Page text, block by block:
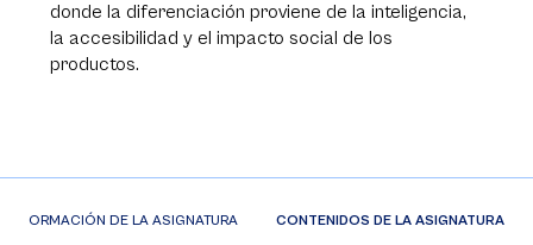
donde la diferenciación proviene de la inteligencia,
la accesibilidad y el impacto social de los
productos.
INFORMACIÓN DE LA ASIGNATURA CONTENIDOS DE LA ASIGNATURA